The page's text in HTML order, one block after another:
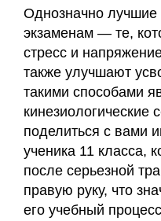
Диплом
и
сертификаты
Галины
Акулич
Контакты
Отзывы
Однозначно лучшие
экзаменам — те,
стресс и
также улучшают
такими способами
кинезиологические
поделиться с вами
ученика 11 класса,
после серьезной
правую руку, что
его учебный